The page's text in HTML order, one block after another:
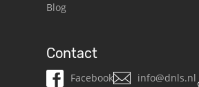
Blog
Contact
Facebook info@dnls.nl